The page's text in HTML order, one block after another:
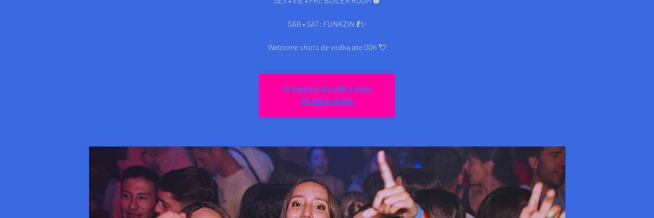
SÁB • SAT: FUNKZIN 💃✨
Welcome shots de vodka ate 00h 💘
Os ingressos não estão à venda
Ver outros eventos